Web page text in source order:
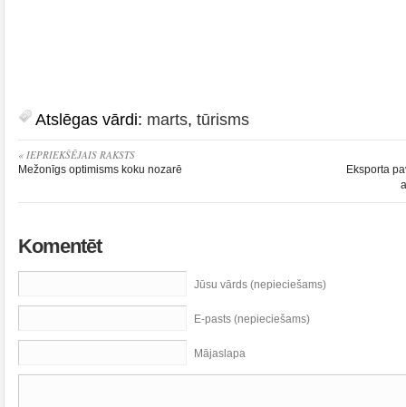
Atslēgas vārdi: marts, tūrisms
« IEPRIEKŠĒJAIS RAKSTS
Mežonīgs optimisms koku nozarē
Eksporta
Komentēt
Jūsu vārds (nepieciešams)
E-pasts (nepieciešams)
Mājaslapa